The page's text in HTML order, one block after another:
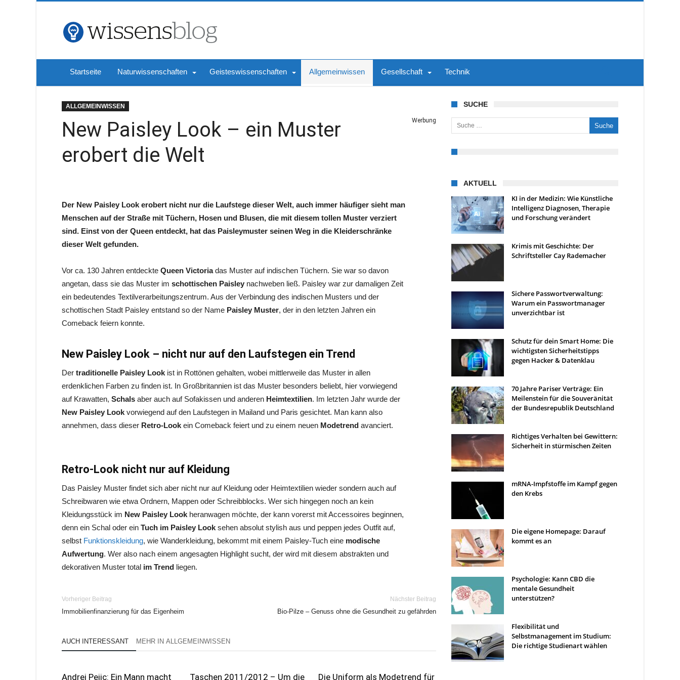
Startseite Naturwissenschaften Geisteswissenschaften Allgemeinwissen Gesellschaft Technik
ALLGEMEINWISSEN
New Paisley Look – ein Muster
erobert die Welt
Werbung
Der New Paisley Look erobert nicht nur die Laufstege dieser Welt, auch immer häufiger sieht man
Menschen auf der Straße mit Tüchern, Hosen und Blusen, die mit diesem tollen Muster verziert
sind. Einst von der Queen entdeckt, hat das Paisleymuster seinen Weg in die Kleiderschränke
dieser Welt gefunden.
Vor ca. 130 Jahren entdeckte Queen Victoriadas Muster auf indischen Tüchern. Sie war so davon
angetan, dass sie das Muster im schottischen Paisley nachweben ließ. Paisley war zur damaligen Zeit
ein bedeutendes Textilverarbeitungszentrum. Aus der Verbindung des indischen Musters und der
schottischen Stadt Paisley entstand so der Name Paisley Muster, der in den letzten Jahren ein
Comeback feiern konnte.
New Paisley Look – nicht nur auf den Laufstegen ein Trend
Der traditionelle Paisley Look ist in Rottönen gehalten, wobei mittlerweile das Muster in allen
erdenklichen Farben zu finden ist. In Großbritannien ist das Muster besonders beliebt, hier vorwiegend
auf Krawatten, Schals aber auch auf Sofakissen und anderen Heimtextilien. Im letzten Jahr wurde der
New Paisley Look vorwiegend auf den Laufstegen in Mailand und Paris gesichtet. Man kann also
annehmen, dass dieser Retro-Look ein Comeback feiert und zu einem neuen Modetrend avanciert.
Retro-Look nicht nur auf Kleidung
Das Paisley Muster findet sich aber nicht nur auf Kleidung oder Heimtextilien wieder sondern auch auf
Schreibwaren wie etwa Ordnern, Mappen oder Schreibblocks. Wer sich hingegen noch an kein
Kleidungsstück im New Paisley Look heranwagen möchte, der kann vorerst mit Accessoires beginnen,
denn ein Schal oder ein Tuch im Paisley Look sehen absolut stylish aus und peppen jedes Outfit auf,
selbst Funktionskleidung, wie Wanderkleidung, bekommt mit einem Paisley-Tuch eine modische
Aufwertung. Wer also nach einem angesagten Highlight sucht, der wird mit diesem abstrakten und
dekorativen Muster total im Trend liegen.
Vorheriger Beitrag
Immobilienfinanzierung für das Eigenheim
Nächster Beitrag
Bio-Pilze – Genuss ohne die Gesundheit zu gefährden
AUCH INTERESSANT MEHR IN ALLGEMEINWISSEN
Andrej Pejic: Ein Mann macht Taschen 2011/2012 – Um die Die Uniform als Modetrend für
SUCHE
Suche nach:
AKTUELL
KI in der Medizin: Wie Künstliche
Intelligenz Diagnosen, Therapie
und Forschung verändert
Krimis mit Geschichte: Der
Schriftsteller Cay Rademacher
Sichere Passwortverwaltung:
Warum ein Passwortmanager
unverzichtbar ist
Schutz für dein Smart Home: Die
wichtigsten Sicherheitstipps
gegen Hacker & Datenklau
70 Jahre Pariser Verträge: Ein
Meilenstein für die Souveränität
der Bundesrepublik Deutschland
Richtiges Verhalten bei Gewittern:
Sicherheit in stürmischen Zeiten
mRNA-Impfstoffe im Kampf gegen
den Krebs
Die eigene Homepage: Darauf
kommt es an
Psychologie: Kann CBD die
mentale Gesundheit
unterstützen?
Flexibilität und
Selbstmanagement im Studium:
Die richtige Studienart wählen